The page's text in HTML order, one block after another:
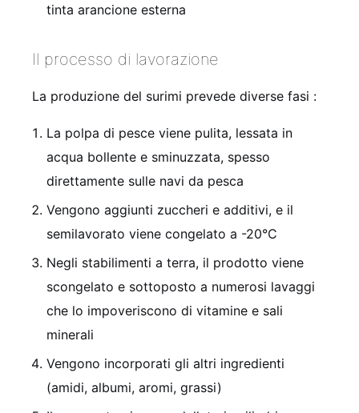
tinta arancione esterna
Il processo di lavorazione
La produzione del surimi prevede diverse fasi :
La polpa di pesce viene pulita, lessata in
acqua bollente e sminuzzata, spesso
direttamente sulle navi da pesca
Vengono aggiunti zuccheri e additivi, e il
semilavorato viene congelato a -20°C
Negli stabilimenti a terra, il prodotto viene
scongelato e sottoposto a numerosi lavaggi
che lo impoveriscono di vitamine e sali
minerali
Vengono incorporati gli altri ingredienti
(amidi, albumi, aromi, grassi)